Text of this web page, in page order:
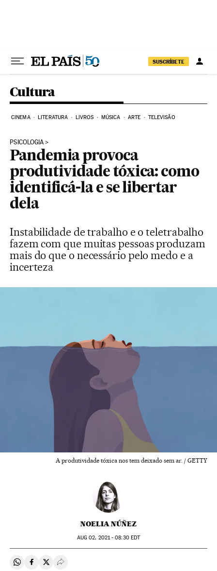
SUSCRÍBETE
Cultura
CINEMA LITERATURA LIVROS MÚSICA ARTE TELEVISÃO
PSICOLOGIA
Pandemia provoca
produtividade tóxica: como
identificá-la e se libertar
dela
Instabilidade de trabalho e o teletrabalho
fazem com que muitas pessoas produzam
mais do que o necessário pelo medo e a
incerteza
A produtividade tóxica nos tem deixado sem ar. / GETTY
NOELIA NÚÑEZ
AUG 02, 2021 - 08:30EDT
Compartir en Whatsapp
Compartir en Facebook
Compartir en Twitter
Desplegar Redes Sociales